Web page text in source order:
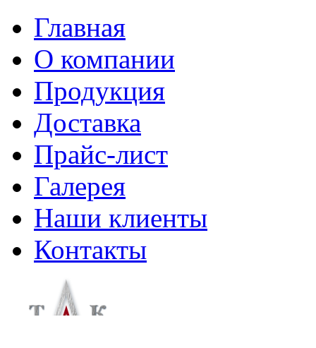
Главная
О компании
Продукция
Доставка
Прайс-лист
Галерея
Наши клиенты
Контакты